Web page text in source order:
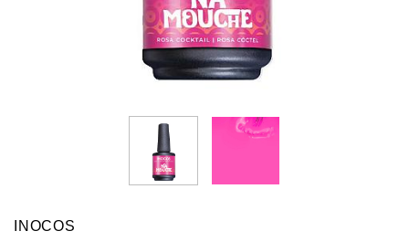
INOCOS